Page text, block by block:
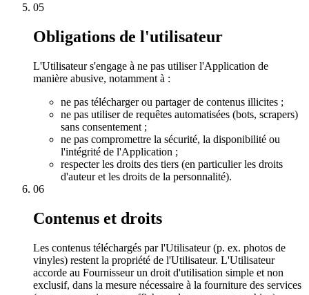
05
Obligations de l'utilisateur
L'Utilisateur s'engage à ne pas utiliser l'Application de
manière abusive, notamment à :
ne pas télécharger ou partager de contenus illicites ;
ne pas utiliser de requêtes automatisées (bots, scrapers)
sans consentement ;
ne pas compromettre la sécurité, la disponibilité ou
l'intégrité de l'Application ;
respecter les droits des tiers (en particulier les droits
d'auteur et les droits de la personnalité).
06
Contenus et droits
Les contenus téléchargés par l'Utilisateur (p. ex. photos de
vinyles) restent la propriété de l'Utilisateur. L'Utilisateur
accorde au Fournisseur un droit d'utilisation simple et non
exclusif, dans la mesure nécessaire à la fourniture des services